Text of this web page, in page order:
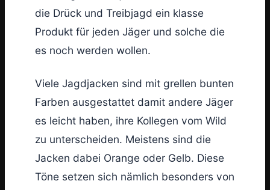
die Drück und Treibjagd ein klasse
Produkt für jeden Jäger und solche die
es noch werden wollen.
Viele Jagdjacken sind mit grellen bunten
Farben ausgestattet damit andere Jäger
es leicht haben, ihre Kollegen vom Wild
zu unterscheiden. Meistens sind die
Jacken dabei Orange oder Gelb. Diese
Töne setzen sich nämlich besonders von